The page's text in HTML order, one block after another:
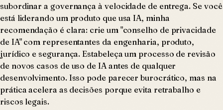
subordinar a governança à velocidade de entrega. Se você
está liderando um produto que usa IA, minha
recomendação é clara: crie um "conselho de privacidade
de IA" com representantes da engenharia, produto,
jurídico e segurança. Estabeleça um processo de revisão
de novos casos de uso de IA antes de qualquer
desenvolvimento. Isso pode parecer burocrático, mas na
prática acelera as decisões porque evita retrabalho e
riscos legais.